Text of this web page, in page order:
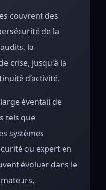
couvrent des
de la
la
crise, jusqu'à la
d’activité.
éventail de
tels que
systèmes
ou expert en
évoluer dans le